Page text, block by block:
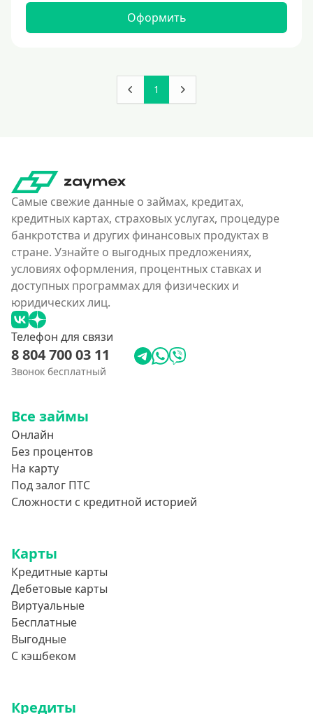
Оформить
1
Самые свежие данные о займах, кредитах,
кредитных картах, страховых услугах, процедуре
банкротства и других финансовых продуктах в
стране. Узнайте о выгодных предложениях,
условиях оформления, процентных ставках и
доступных программах для физических и
юридических лиц.
Телефон для связи
8 804 700 03 11
Звонок бесплатный
Все займы
Онлайн
Без процентов
На карту
Под залог ПТС
Сложности с кредитной историей
Карты
Кредитные карты
Дебетовые карты
Виртуальные
Бесплатные
Выгодные
С кэшбеком
Кредиты